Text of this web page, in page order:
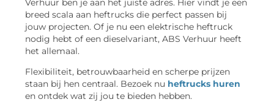
Verhuur ben je aan het juiste adres. Hier vindt je een
breed scala aan heftrucks die perfect passen bij
jouw projecten. Of je nu een elektrische heftruck
nodig hebt of een dieselvariant, ABS Verhuur heeft
het allemaal.
Flexibiliteit, betrouwbaarheid en scherpe prijzen
staan bij hen centraal. Bezoek nu heftrucks huren
en ontdek wat zij jou te bieden hebben.